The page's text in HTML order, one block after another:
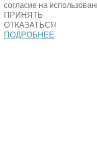
согласие на
ПРИНЯТЬ
ОТКАЗАТЬСЯ
ПОДРОБНЕЕ